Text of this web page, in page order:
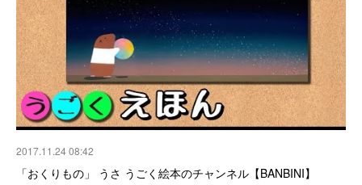
2017.11.24 08:42
「おくりもの」 うさ うごく絵本のチャンネル【BANBINI】